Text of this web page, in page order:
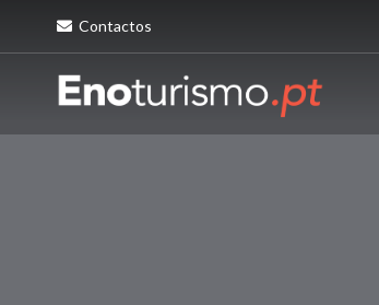
Contactos